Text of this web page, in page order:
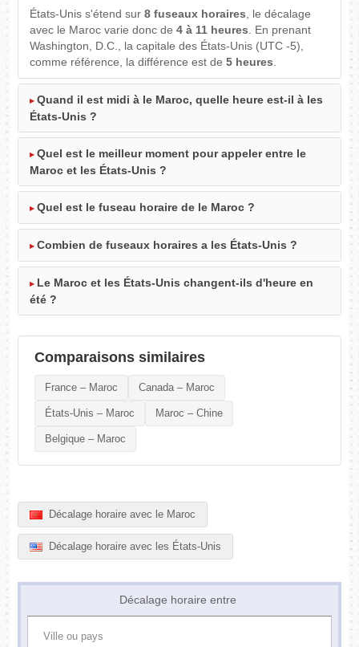
États-Unis s'étend sur8 fuseaux horaires, le décalage
avec le Maroc varie donc de4 à 11 heures. En prenant
Washington, D.C., la capitale des États-Unis (UTC -5),
comme référence, la différence est de5 heures.
Quand il est midi à le Maroc, quelle heure est-il à les
États-Unis ?
Quel est le meilleur moment pour appeler entre le
Maroc et les États-Unis ?
Quel est le fuseau horaire de le Maroc ?
Combien de fuseaux horaires a les États-Unis ?
Le Maroc et les États-Unis changent-ils d'heure en
été ?
Comparaisons similaires
France – Maroc Canada – Maroc
États-Unis – Maroc Maroc – Chine
Belgique – Maroc
Décalage horaire avec le Maroc
Décalage horaire avec les États-Unis
Décalage horaire entre